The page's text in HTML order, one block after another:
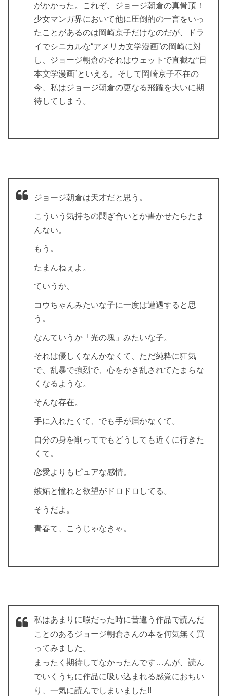
がかかった。これぞ、ジョージ朝倉の真骨頂！
少女マンガ界において他に圧倒的の一言をいっ
たことがあるのは岡崎京子だけなのだが、ドラ
イでシニカルな“アメリカ文学漫画”の岡崎に対
し、ジョージ朝倉のそれはウェットで直截な“日
本文学漫画”といえる。そして岡崎京子不在の
今、私はジョージ朝倉の更なる飛躍を大いに期
待してしまう。
ジョージ朝倉は天才だと思う。
こういう気持ちの鬩ぎ合いとか書かせたらたま
んない。
もう。
たまんねぇよ。
ていうか、
コウちゃんみたいな子に一度は遭遇すると思
う。
なんていうか「光の塊」みたいな子。
それは優しくなんかなくて、ただ純粋に狂気
で、乱暴で強烈で、心をかき乱されてたまらな
くなるような。
そんな存在。
手に入れたくて、でも手が届かなくて。
自分の身を削ってでもどうしても近くに行きた
くて。
恋愛よりもピュアな感情。
嫉妬と憧れと欲望がドロドロしてる。
そうだよ。
青春て、こうじゃなきゃ。
私はあまりに暇だった時に昔違う作品で読んだ
ことのあるジョージ朝倉さんの本を何気無く買
ってみました。
まったく期待してなかったんです…んが、読ん
でいくうちに作品に吸い込まれる感覚におちい
り、一気に読んでしまいました!!